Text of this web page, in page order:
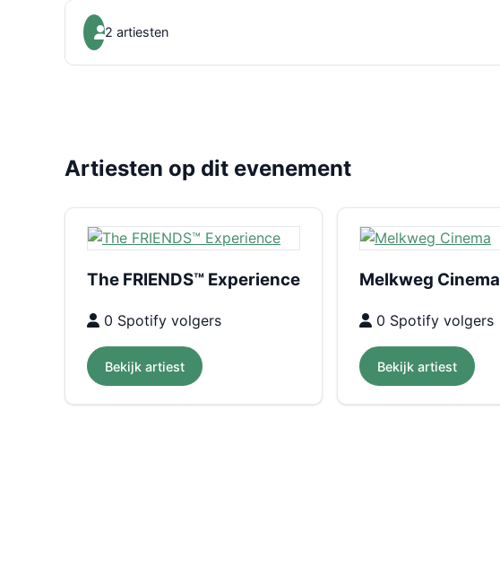
2 artiesten
Artiesten op dit evenement
The FRIENDS™ Experience
0 Spotify volgers
Bekijk artiest
Melkweg Cinema
0 Spotify volgers
Bekijk artiest